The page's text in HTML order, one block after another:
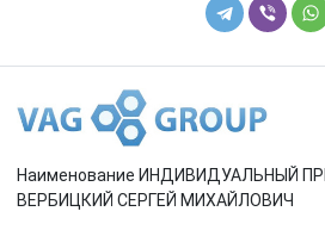
Наименование ИНДИВИДУАЛЬНЫЙ
ВЕРБИЦКИЙ СЕРГЕЙ МИХАЙЛОВИЧ